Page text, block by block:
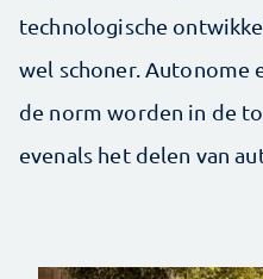
technologische
wel schoner. Autonome
de norm worden in de
evenals het delen van